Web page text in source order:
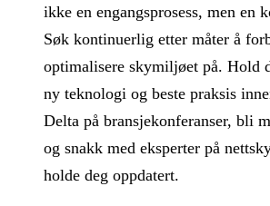
ikke en engangsprosess, men en
Søk kontinuerlig etter måter å
optimalisere skymiljøet på. Hold
ny teknologi og beste praksis
Delta på bransjekonferanser, bli
og snakk med eksperter på
holde deg oppdatert.